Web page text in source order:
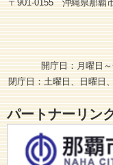
〒901-0155 沖縄県那覇
開庁日：月曜日
閉庁日：土曜日、日曜日
パートナーリン